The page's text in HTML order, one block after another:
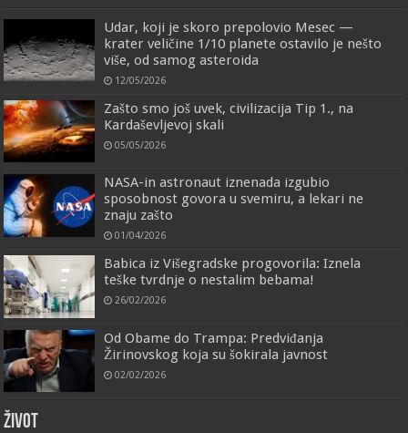
Udar, koji je skoro prepolovio Mesec —
krater veličine 1/10 planete ostavilo je nešto
više, od samog asteroida
12/05/2026
Zašto smo još uvek, civilizacija Tip 1., na
Kardaševljevoj skali
05/05/2026
NASA-in astronaut iznenada izgubio
sposobnost govora u svemiru, a lekari ne
znaju zašto
01/04/2026
Babica iz Višegradske progovorila: Iznela
teške tvrdnje o nestalim bebama!
26/02/2026
Od Obame do Trampa: Predviđanja
Žirinovskog koja su šokirala javnost
02/02/2026
ŽIVOT